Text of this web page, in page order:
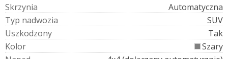
Skrzynia
Automatyczna
Typ nadwozia
SUV
Uszkodzony
Tak
Kolor
Szary